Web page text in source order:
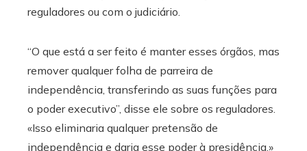
reguladores ou com o judiciário.
“O que está a ser feito é manter esses órgãos, mas
remover qualquer folha de parreira de
independência, transferindo as suas funções para
o poder executivo”, disse ele sobre os reguladores.
«Isso eliminaria qualquer pretensão de
independência e daria esse poder à presidência.»